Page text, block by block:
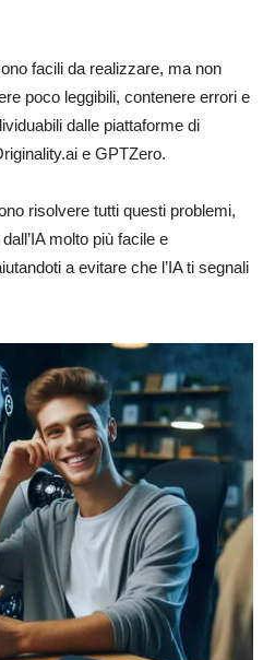
facili da realizzare, ma non
poco leggibili, contenere errori e
dalle piattaforme di
e GPTZero.
risolvere tutti questi problemi,
molto più facile e
a evitare che l’IA ti segnali